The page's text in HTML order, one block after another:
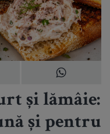
și lămâie:
și pentru